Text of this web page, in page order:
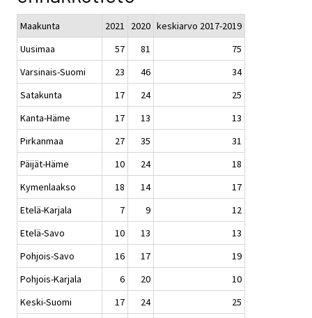
Maakunta 2021 2020 keskiarvo 2017-2019
Uusimaa
57 81
75
Varsinais-Suomi
23 46
34
Satakunta
17 24
25
Kanta-Häme
17 13
13
Pirkanmaa
27 35
31
Päijät-Häme
10 24
18
Kymenlaakso
18 14
17
Etelä-Karjala
7 9
12
Etelä-Savo
10 13
13
Pohjois-Savo
16 17
19
Pohjois-Karjala
6 20
10
Keski-Suomi
17 24
25